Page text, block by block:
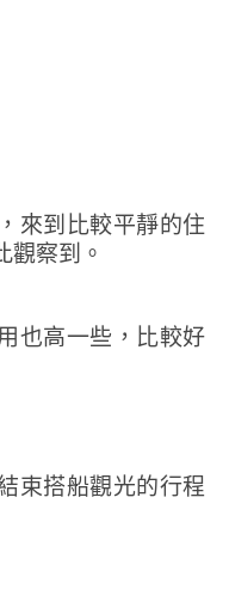
來到比較平靜的住
觀察到。
也高一些，比較好
束搭船觀光的行程